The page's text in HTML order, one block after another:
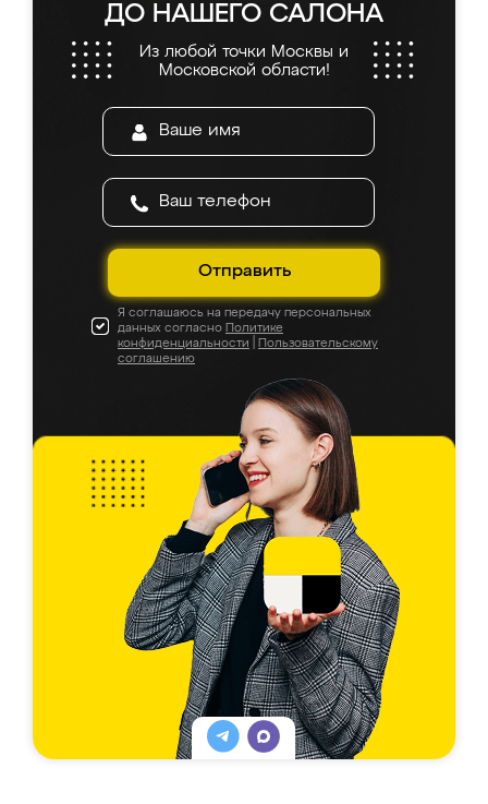
ДО НАШЕГО САЛОНА
Из любой точки Москвы и
Московской области!
Отправить
Я соглашаюсь на передачу персональных
данных согласно Политике
конфиденциальности
Пользовательскому
соглашению